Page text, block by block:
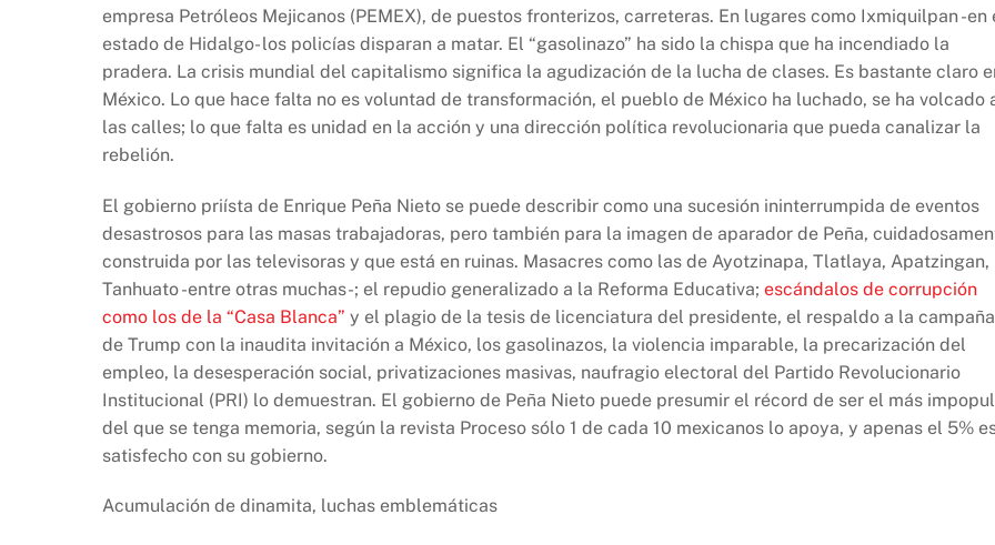
empresa Petróleos Mejicanos (PEMEX), de puestos fronterizos, carreteras. En lugares como Ixmiquilpan -en
estado de Hidalgo- los policías disparan a matar. El “gasolinazo” ha sido la chispa que ha incendiado la
pradera. La crisis mundial del capitalismo significa la agudización de la lucha de clases. Es bastante claro
México. Lo que hace falta no es voluntad de transformación, el pueblo de México ha luchado, se ha volcado
las calles; lo que falta es unidad en la acción y una dirección política revolucionaria que pueda canalizar la
rebelión.
El gobierno priísta de Enrique Peña Nieto se puede describir como una sucesión ininterrumpida de eventos
desastrosos para las masas trabajadoras, pero también para la imagen de aparador de Peña,
construida por las televisoras y que está en ruinas. Masacres como las de Ayotzinapa, Tlatlaya, Apatzingan,
Tanhuato -entre otras muchas-; el repudio generalizado a la Reforma Educativa; escándalos de corrupción
como los de la “Casa Blanca” y el plagio de la tesis de licenciatura del presidente, el respaldo a la campaña
de Trump con la inaudita invitación a México, los gasolinazos, la violencia imparable, la precarización del
empleo, la desesperación social, privatizaciones masivas, naufragio electoral del Partido Revolucionario
Institucional (PRI) lo demuestran. El gobierno de Peña Nieto puede presumir el récord de ser el más
del que se tenga memoria, según la revista Proceso sólo 1 de cada 10 mexicanos lo apoya, y apenas el 5%
satisfecho con su gobierno.
Acumulación de dinamita, luchas emblemáticas